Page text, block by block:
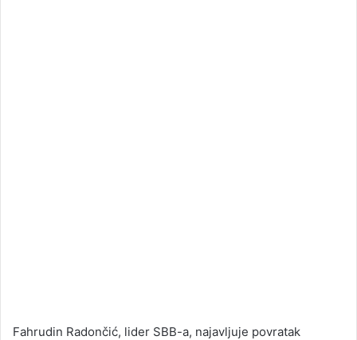
Fahrudin Radončić, lider SBB-a, najavljuje povratak